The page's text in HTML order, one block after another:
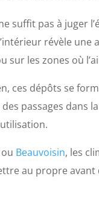
suffit pas à juger
révèle une
sur les zones où
ces dépôts se
passages dans
ou Beauvoisin, les
au propre